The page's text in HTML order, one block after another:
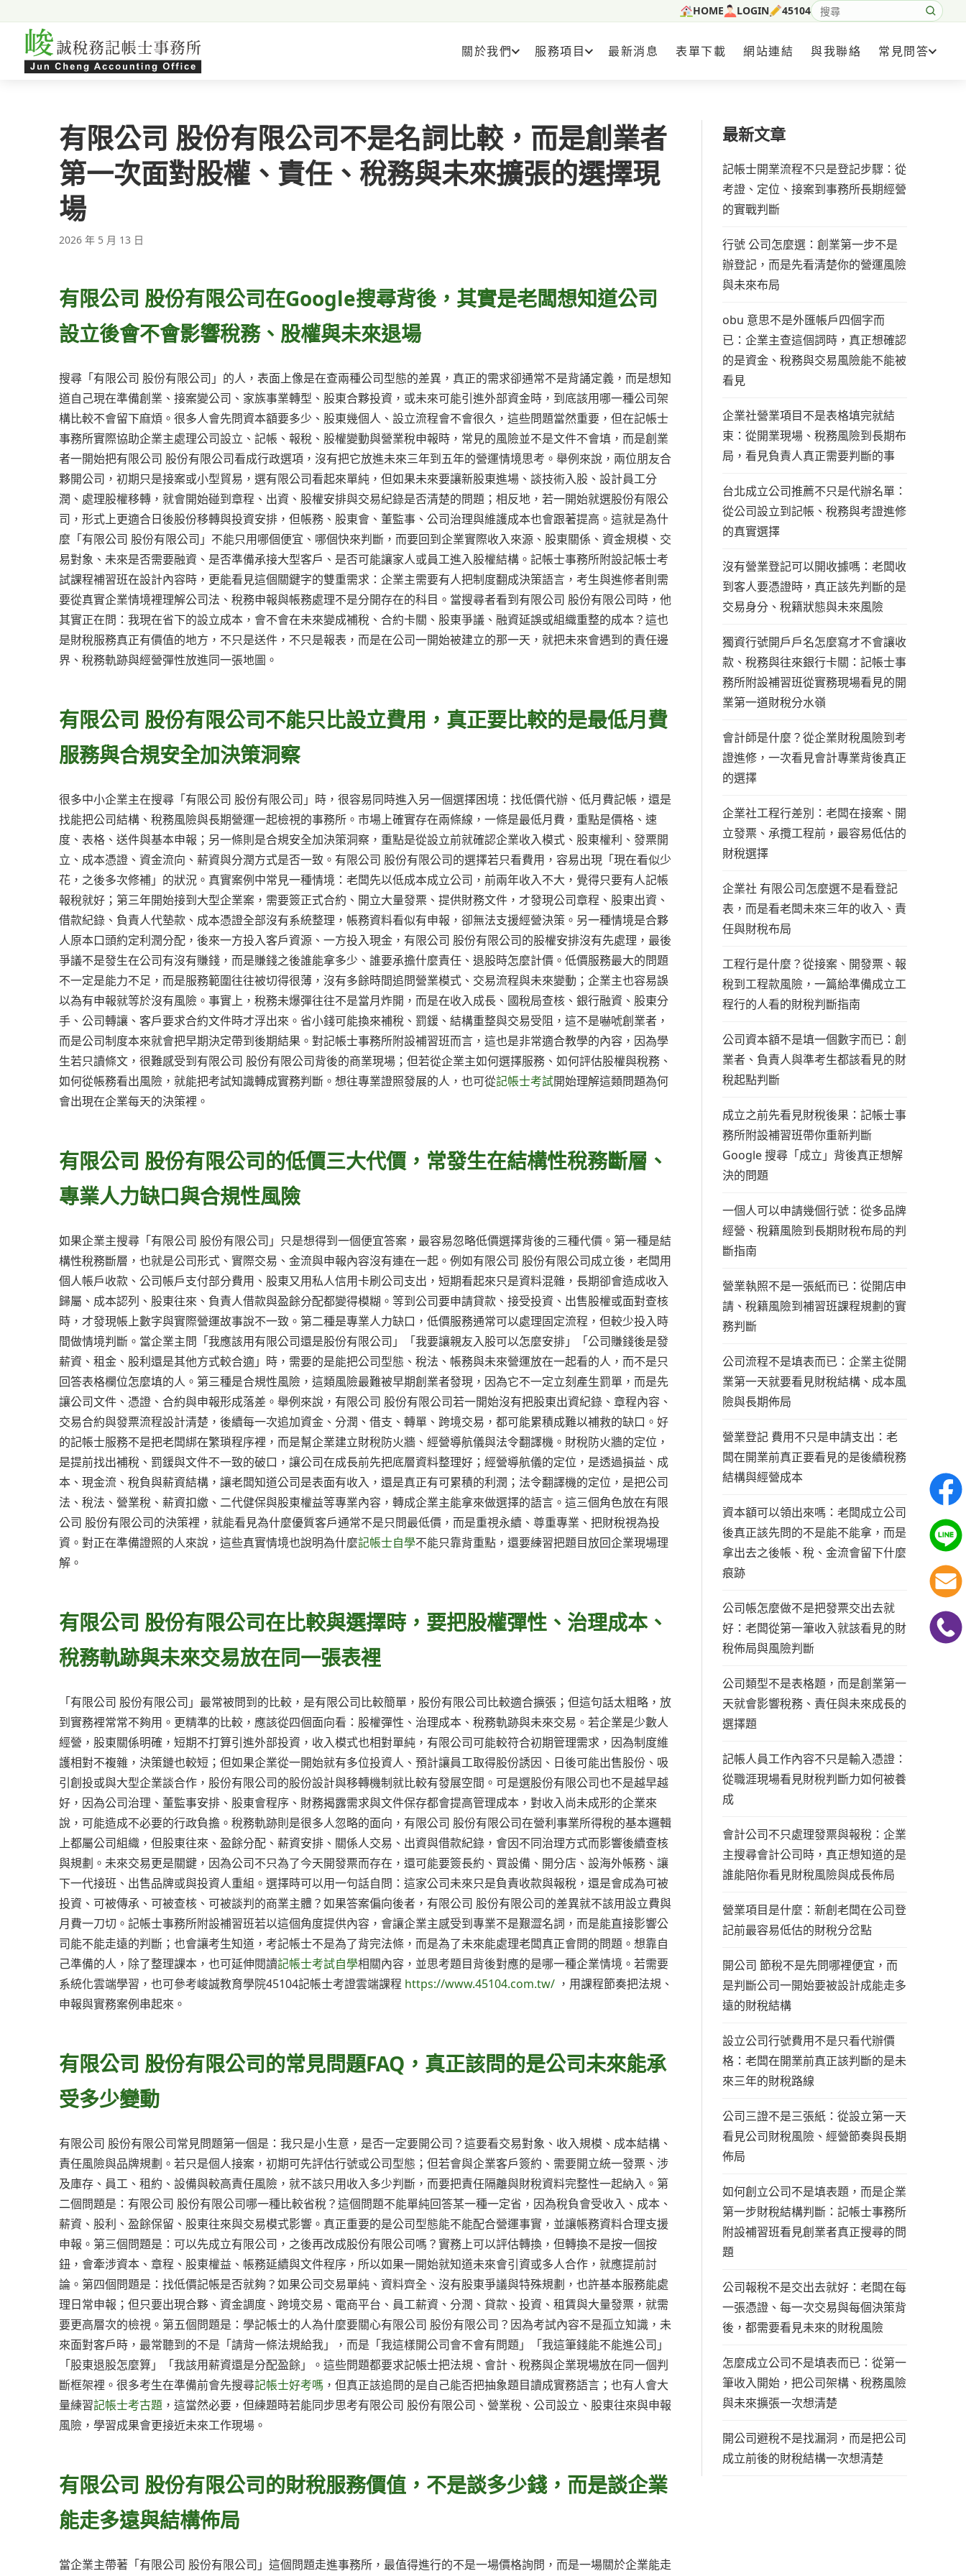
HOME LOGIN 45104
搜尋網站內容
關於我們
服務項目 最新消息 表單下載 網站連結 與我聯絡 常見問答
有限公司 股份有限公司不是名詞比較，而是創業者
第一次面對股權、責任、稅務與未來擴張的選擇現
場
2026 年 5 月 13 日
有限公司 股份有限公司在Google搜尋背後，其實是老闆想知道公司
設立後會不會影響稅務、股權與未來退場
搜尋「有限公司 股份有限公司」的人，表面上像是在查兩種公司型態的差異，真正的需求卻通常不是背誦定義，而是想知
道自己現在準備創業、接案變公司、家族事業轉型、股東合夥投資，或未來可能引進外部資金時，到底該用哪一種公司架
構比較不會留下麻煩。很多人會先問資本額要多少、股東幾個人、設立流程會不會很久，這些問題當然重要，但在記帳士
事務所實際協助企業主處理公司設立、記帳、報稅、股權變動與營業稅申報時，常見的風險並不是文件不會填，而是創業
者一開始把有限公司 股份有限公司看成行政選項，沒有把它放進未來三年到五年的營運情境思考。舉例來說，兩位朋友合
夥開公司，初期只是接案或小型貿易，選有限公司看起來單純，但如果未來要讓新股東進場、談技術入股、設計員工分
潤、處理股權移轉，就會開始碰到章程、出資、股權安排與交易紀錄是否清楚的問題；相反地，若一開始就選股份有限公
司，形式上更適合日後股份移轉與投資安排，但帳務、股東會、董監事、公司治理與維護成本也會跟著提高。這就是為什
麼「有限公司 股份有限公司」不能只用哪個便宜、哪個快來判斷，而要回到企業實際收入來源、股東關係、資金規模、交
易對象、未來是否需要融資、是否準備承接大型客戶、是否可能讓家人或員工進入股權結構。記帳士事務所附設記帳士考
試課程補習班在設計內容時，更能看見這個關鍵字的雙重需求：企業主需要有人把制度翻成決策語言，考生與進修者則需
要從真實企業情境裡理解公司法、稅務申報與帳務處理不是分開存在的科目。當搜尋者看到有限公司 股份有限公司時，他
其實正在問：我現在省下的設立成本，會不會在未來變成補稅、合約卡關、股東爭議、融資延誤或組織重整的成本？這也
是財稅服務真正有價值的地方，不只是送件，不只是報表，而是在公司一開始被建立的那一天，就把未來會遇到的責任邊
界、稅務軌跡與經營彈性放進同一張地圖。
有限公司 股份有限公司不能只比設立費用，真正要比較的是最低月費
服務與合規安全加決策洞察
很多中小企業主在搜尋「有限公司 股份有限公司」時，很容易同時進入另一個選擇困境：找低價代辦、低月費記帳，還是
找能把公司結構、稅務風險與長期營運一起檢視的事務所。市場上確實存在兩條線，一條是最低月費，重點是價格、速
度、表格、送件與基本申報；另一條則是合規安全加決策洞察，重點是從設立前就確認企業收入模式、股東權利、發票開
立、成本憑證、資金流向、薪資與分潤方式是否一致。有限公司 股份有限公司的選擇若只看費用，容易出現「現在看似少
花，之後多次修補」的狀況。真實案例中常見一種情境：老闆先以低成本成立公司，前兩年收入不大，覺得只要有人記帳
報稅就好；第三年開始接到大型企業案，需要簽正式合約、開立大量發票、提供財務文件，才發現公司章程、股東出資、
借款紀錄、負責人代墊款、成本憑證全部沒有系統整理，帳務資料看似有申報，卻無法支援經營決策。另一種情境是合夥
人原本口頭約定利潤分配，後來一方投入客戶資源、一方投入現金，有限公司 股份有限公司的股權安排沒有先處理，最後
爭議不是發生在公司有沒有賺錢，而是賺錢之後誰能拿多少、誰要承擔什麼責任、退股時怎麼計價。低價服務最大的問題
不一定是能力不足，而是服務範圍往往被切得很薄，沒有多餘時間追問營業模式、交易流程與未來變動；企業主也容易誤
以為有申報就等於沒有風險。事實上，稅務未爆彈往往不是當月炸開，而是在收入成長、國稅局查核、銀行融資、股東分
手、公司轉讓、客戶要求合約文件時才浮出來。省小錢可能換來補稅、罰鍰、結構重整與交易受阻，這不是嚇唬創業者，
而是公司制度本來就會把早期決定帶到後期結果。對記帳士事務所附設補習班而言，這也是非常適合教學的內容，因為學
生若只讀條文，很難感受到有限公司 股份有限公司背後的商業現場；但若從企業主如何選擇服務、如何評估股權與稅務、
如何從帳務看出風險，就能把考試知識轉成實務判斷。想往專業證照發展的人，也可從記帳士考試開始理解這類問題為何
會出現在企業每天的決策裡。
有限公司 股份有限公司的低價三大代價，常發生在結構性稅務斷層、
專業人力缺口與合規性風險
如果企業主搜尋「有限公司 股份有限公司」只是想得到一個便宜答案，最容易忽略低價選擇背後的三種代價。第一種是結
構性稅務斷層，也就是公司形式、實際交易、金流與申報內容沒有連在一起。例如有限公司 股份有限公司成立後，老闆用
個人帳戶收款、公司帳戶支付部分費用、股東又用私人信用卡刷公司支出，短期看起來只是資料混雜，長期卻會造成收入
歸屬、成本認列、股東往來、負責人借款與盈餘分配都變得模糊。等到公司要申請貸款、接受投資、出售股權或面對查核
時，才發現帳上數字與實際營運故事說不一致。第二種是專業人力缺口，低價服務通常可以處理固定流程，但較少投入時
間做情境判斷。當企業主問「我應該用有限公司還是股份有限公司」「我要讓親友入股可以怎麼安排」「公司賺錢後是發
薪資、租金、股利還是其他方式較合適」時，需要的是能把公司型態、稅法、帳務與未來營運放在一起看的人，而不是只
回答表格欄位怎麼填的人。第三種是合規性風險，這類風險最難被早期創業者發現，因為它不一定立刻產生罰單，而是先
讓公司文件、憑證、合約與申報形成落差。舉例來說，有限公司 股份有限公司若一開始沒有把股東出資紀錄、章程內容、
交易合約與發票流程設計清楚，後續每一次追加資金、分潤、借支、轉單、跨境交易，都可能累積成難以補救的缺口。好
的記帳士服務不是把老闆綁在繁瑣程序裡，而是幫企業建立財稅防火牆、經營導航儀與法令翻譯機。財稅防火牆的定位，
是提前找出補稅、罰鍰與文件不一致的破口，讓公司在成長前先把底層資料整理好；經營導航儀的定位，是透過損益、成
本、現金流、稅負與薪資結構，讓老闆知道公司是表面有收入，還是真正有可累積的利潤；法令翻譯機的定位，是把公司
法、稅法、營業稅、薪資扣繳、二代健保與股東權益等專業內容，轉成企業主能拿來做選擇的語言。這三個角色放在有限
公司 股份有限公司的決策裡，就能看見為什麼優質客戶通常不是只問最低價，而是重視永續、尊重專業、把財稅視為投
資。對正在準備證照的人來說，這些真實情境也說明為什麼記帳士自學不能只靠背重點，還要練習把題目放回企業現場理
解。
有限公司 股份有限公司在比較與選擇時，要把股權彈性、治理成本、
稅務軌跡與未來交易放在同一張表裡
「有限公司 股份有限公司」最常被問到的比較，是有限公司比較簡單，股份有限公司比較適合擴張；但這句話太粗略，放
到實務裡常常不夠用。更精準的比較，應該從四個面向看：股權彈性、治理成本、稅務軌跡與未來交易。若企業是少數人
經營，股東關係明確，短期不打算引進外部投資，收入模式也相對單純，有限公司可能較符合初期管理需求，因為制度維
護相對不複雜，決策鏈也較短；但如果企業從一開始就有多位投資人、預計讓員工取得股份誘因、日後可能出售股份、吸
引創投或與大型企業談合作，股份有限公司的股份設計與移轉機制就比較有發展空間。可是選股份有限公司也不是越早越
好，因為公司治理、董監事安排、股東會程序、財務揭露需求與文件保存都會提高管理成本，對收入尚未成形的企業來
說，可能造成不必要的行政負擔。稅務軌跡則是很多人忽略的面向，有限公司 股份有限公司在營利事業所得稅的基本邏輯
上都屬公司組織，但股東往來、盈餘分配、薪資安排、關係人交易、出資與借款紀錄，會因不同治理方式而影響後續查核
與規劃。未來交易更是關鍵，因為公司不只為了今天開發票而存在，還可能要簽長約、買設備、開分店、設海外帳務、讓
下一代接班、出售品牌或與投資人重組。選擇時可以用一句話自問：這家公司未來只是負責收款與報稅，還是會成為可被
投資、可被傳承、可被查核、可被談判的商業主體？如果答案偏向後者，有限公司 股份有限公司的差異就不該用設立費與
月費一刀切。記帳士事務所附設補習班若以這個角度提供內容，會讓企業主感受到專業不是艱澀名詞，而是能直接影響公
司能不能走遠的判斷；也會讓考生知道，考記帳士不是為了背完法條，而是為了未來能處理老闆真正會問的問題。想靠自
己準備的人，除了整理課本，也可延伸閱讀記帳士考試自學相關內容，並思考題目背後對應的是哪一種企業情境。若需要
系統化雲端學習，也可參考峻誠教育學院45104記帳士考證雲端課程 https://www.45104.com.tw/ ，用課程節奏把法規、
申報與實務案例串起來。
有限公司 股份有限公司的常見問題FAQ，真正該問的是公司未來能承
受多少變動
有限公司 股份有限公司常見問題第一個是：我只是小生意，是否一定要開公司？這要看交易對象、收入規模、成本結構、
責任風險與品牌規劃。若只是個人接案，初期可先評估行號或公司型態；但若會與企業客戶簽約、需要開立統一發票、涉
及庫存、員工、租約、設備與較高責任風險，就不該只用收入多少判斷，而要把責任隔離與財稅資料完整性一起納入。第
二個問題是：有限公司 股份有限公司哪一種比較省稅？這個問題不能單純回答某一種一定省，因為稅負會受收入、成本、
薪資、股利、盈餘保留、股東往來與交易模式影響。真正重要的是公司型態能不能配合營運事實，並讓帳務資料合理支援
申報。第三個問題是：可以先成立有限公司，之後再改成股份有限公司嗎？實務上可以評估轉換，但轉換不是按一個按
鈕，會牽涉資本、章程、股東權益、帳務延續與文件程序，所以如果一開始就知道未來會引資或多人合作，就應提前討
論。第四個問題是：找低價記帳是否就夠？如果公司交易單純、資料齊全、沒有股東爭議與特殊規劃，也許基本服務能處
理日常申報；但只要出現合夥、資金調度、跨境交易、電商平台、員工薪資、分潤、貸款、投資、租賃與大量發票，就需
要更高層次的檢視。第五個問題是：學記帳士的人為什麼要關心有限公司 股份有限公司？因為考試內容不是孤立知識，未
來面對客戶時，最常聽到的不是「請背一條法規給我」，而是「我這樣開公司會不會有問題」「我這筆錢能不能進公司」
「股東退股怎麼算」「我該用薪資還是分配盈餘」。這些問題都要求記帳士把法規、會計、稅務與企業現場放在同一個判
斷框架裡。很多考生在準備前會先搜尋記帳士好考嗎 ，但真正該追問的是自己能否把抽象題目讀成實務語言；也有人會大
量練習記帳士考古題 ，這當然必要，但練題時若能同步思考有限公司 股份有限公司、營業稅、公司設立、股東往來與申報
風險，學習成果會更接近未來工作現場。
有限公司 股份有限公司的財稅服務價值，不是談多少錢，而是談企業
能走多遠與結構佈局
當企業主帶著「有限公司 股份有限公司」這個問題走進事務所，最值得進行的不是一場價格詢問，而是一場關於企業能走
最新文章
記帳士開業流程不只是登記步驟：從
考證、定位、接案到事務所長期經營
的實戰判斷
行號 公司怎麼選：創業第一步不是
辦登記，而是先看清楚你的營運風險
與未來布局
obu 意思不是外匯帳戶四個字而
已：企業主查這個詞時，真正想確認
的是資金、稅務與交易風險能不能被
看見
企業社營業項目不是表格填完就結
束：從開業現場、稅務風險到長期布
局，看見負責人真正需要判斷的事
台北成立公司推薦不只是代辦名單：
從公司設立到記帳、稅務與考證進修
的真實選擇
沒有營業登記可以開收據嗎：老闆收
到客人要憑證時，真正該先判斷的是
交易身分、稅籍狀態與未來風險
獨資行號開戶戶名怎麼寫才不會讓收
款、稅務與往來銀行卡關：記帳士事
務所附設補習班從實務現場看見的開
業第一道財稅分水嶺
會計師是什麼？從企業財稅風險到考
證進修，一次看見會計專業背後真正
的選擇
企業社工程行差別：老闆在接案、開
立發票、承攬工程前，最容易低估的
財稅選擇
企業社 有限公司怎麼選不是看登記
表，而是看老闆未來三年的收入、責
任與財稅布局
工程行是什麼？從接案、開發票、報
稅到工程款風險，一篇給準備成立工
程行的人看的財稅判斷指南
公司資本額不是填一個數字而已：創
業者、負責人與準考生都該看見的財
稅起點判斷
成立之前先看見財稅後果：記帳士事
務所附設補習班帶你重新判斷
Google 搜尋「成立」背後真正想解
決的問題
一個人可以申請幾個行號：從多品牌
經營、稅籍風險到長期財稅布局的判
斷指南
營業執照不是一張紙而已：從開店申
請、稅籍風險到補習班課程規劃的實
務判斷
公司流程不是填表而已：企業主從開
業第一天就要看見財稅結構、成本風
險與長期佈局
營業登記 費用不只是申請支出：老
闆在開業前真正要看見的是後續稅務
結構與經營成本
資本額可以領出來嗎：老闆成立公司
後真正該先問的不是能不能拿，而是
拿出去之後帳、稅、金流會留下什麼
痕跡
公司帳怎麼做不是把發票交出去就
好：老闆從第一筆收入就該看見的財
稅佈局與風險判斷
公司類型不是表格題，而是創業第一
天就會影響稅務、責任與未來成長的
選擇題
記帳人員工作內容不只是輸入憑證：
從職涯現場看見財稅判斷力如何被養
成
會計公司不只處理發票與報稅：企業
主搜尋會計公司時，真正想知道的是
誰能陪你看見財稅風險與成長佈局
營業項目是什麼：新創老闆在公司登
記前最容易低估的財稅分岔點
開公司 節稅不是先問哪裡便宜，而
是判斷公司一開始要被設計成能走多
遠的財稅結構
設立公司行號費用不是只看代辦價
格：老闆在開業前真正該判斷的是未
來三年的財稅路線
公司三證不是三張紙：從設立第一天
看見公司財稅風險、經營節奏與長期
佈局
如何創立公司不是填表題，而是企業
第一步財稅結構判斷：記帳士事務所
附設補習班看見創業者真正搜尋的問
題
公司報稅不是交出去就好：老闆在每
一張憑證、每一次交易與每個決策背
後，都需要看見未來的財稅風險
怎麼成立公司不是填表而已：從第一
筆收入開始，把公司架構、稅務風險
與未來擴張一次想清楚
開公司避稅不是找漏洞，而是把公司
成立前後的財稅結構一次想清楚